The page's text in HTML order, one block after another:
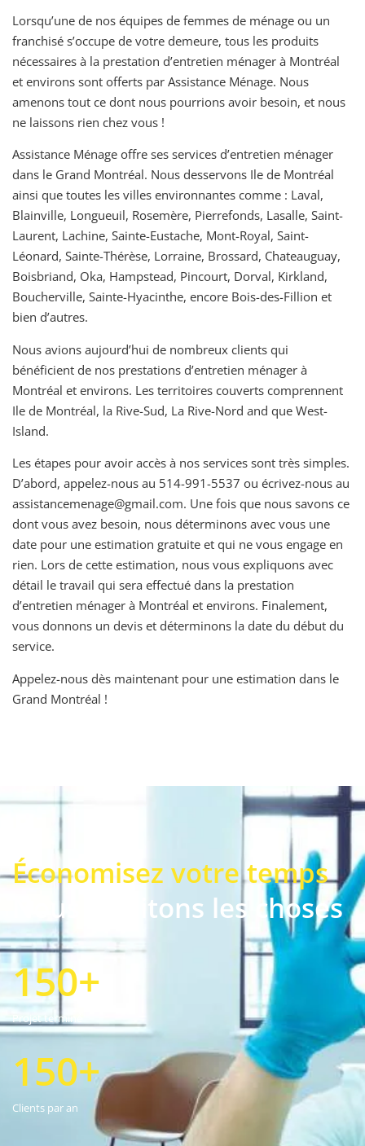
Lorsqu’une de nos équipes de femmes de ménage ou un
franchisé s’occupe de votre demeure, tous les produits
nécessaires à la prestation d’entretien ménager à Montréal
et environs sont offerts par Assistance Ménage. Nous
amenons tout ce dont nous pourrions avoir besoin, et nous
ne laissons rien chez vous !
Assistance Ménage offre ses services d’entretien ménager
dans le Grand Montréal. Nous desservons Ile de Montréal
ainsi que toutes les villes environnantes comme : Laval,
Blainville, Longueuil, Rosemère, Pierrefonds, Lasalle, Saint-
Laurent, Lachine, Sainte-Eustache, Mont-Royal, Saint-
Léonard, Sainte-Thérèse, Lorraine, Brossard, Chateauguay,
Boisbriand, Oka, Hampstead, Pincourt, Dorval, Kirkland,
Boucherville, Sainte-Hyacinthe, encore Bois-des-Fillion et
bien d’autres.
Nous avions aujourd’hui de nombreux clients qui
bénéficient de nos prestations d’entretien ménager à
Montréal et environs. Les territoires couverts comprennent
Ile de Montréal, la Rive-Sud, La Rive-Nord and que West-
Island.
Les étapes pour avoir accès à nos services sont très simples.
D’abord, appelez-nous au 514-991-5537 ou écrivez-nous au
assistancemenage@gmail.com. Une fois que nous savons ce
dont vous avez besoin, nous déterminons avec vous une
date pour une estimation gratuite et qui ne vous engage en
rien. Lors de cette estimation, nous vous expliquons avec
détail le travail qui sera effectué dans la prestation
d’entretien ménager à Montréal et environs. Finalement,
vous donnons un devis et déterminons la date du début du
service.
Appelez-nous dès maintenant pour une estimation dans le
Grand Montréal !
Économisez votre temps
Nous facilitons les choses
150+
Projet terminé
150+
Clients par an